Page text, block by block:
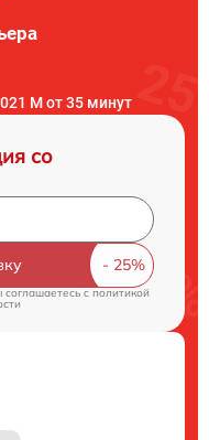
M от 35 минут
со
соглашаетесь cполитикой